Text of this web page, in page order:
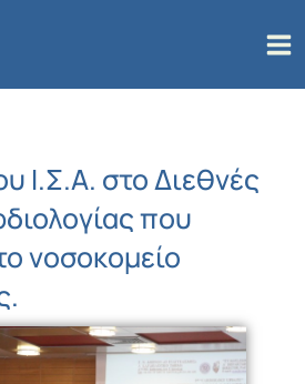
Ι.Σ.Α. στο Διεθνές
που
νοσοκομείο